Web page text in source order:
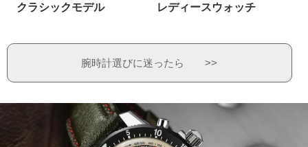
クラシックモデル
レディースウォッチ
腕時計選びに迷ったら >>